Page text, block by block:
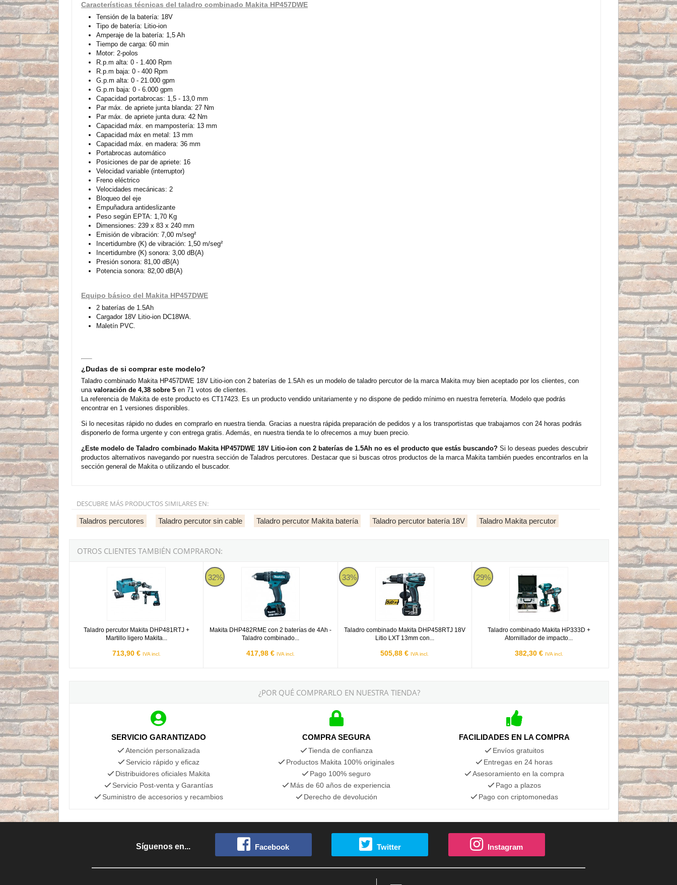
Características técnicas del taladro combinado Makita HP457DWE
Tensión de la batería: 18V
Tipo de batería: Litio-ion
Amperaje de la batería: 1,5 Ah
Tiempo de carga: 60 min
Motor: 2-polos
R.p.m alta: 0 - 1.400 Rpm
R.p.m baja: 0 - 400 Rpm
G.p.m alta: 0 - 21.000 gpm
G.p.m baja: 0 - 6.000 gpm
Capacidad portabrocas: 1,5 - 13,0 mm
Par máx. de apriete junta blanda: 27 Nm
Par máx. de apriete junta dura: 42 Nm
Capacidad máx. en mampostería: 13 mm
Capacidad máx en metal: 13 mm
Capacidad máx. en madera: 36 mm
Portabrocas automático
Posiciones de par de apriete: 16
Velocidad variable (interruptor)
Freno eléctrico
Velocidades mecánicas: 2
Bloqueo del eje
Empuñadura antideslizante
Peso según EPTA: 1,70 Kg
Dimensiones: 239 x 83 x 240 mm
Emisión de vibración: 7,00 m/seg²
Incertidumbre (K) de vibración: 1,50 m/seg²
Incertidumbre (K) sonora: 3,00 dB(A)
Presión sonora: 81,00 dB(A)
Potencia sonora: 82,00 dB(A)
Equipo básico del Makita HP457DWE
2 baterías de 1.5Ah
Cargador 18V Litio-ion DC18WA.
Maletín PVC.
¿Dudas de si comprar este modelo?
Taladro combinado Makita HP457DWE 18V Litio-ion con 2 baterías de 1.5Ah es un modelo de taladro percutor de la marca Makita muy bien aceptado por los clientes, con
una valoración de 4,38 sobre 5 en 71 votos de clientes.
La referencia de Makita de este producto es CT17423. Es un producto vendido unitariamente y no dispone de pedido mínimo en nuestra ferretería. Modelo que podrás
encontrar en 1 versiones disponibles.
Si lo necesitas rápido no dudes en comprarlo en nuestra tienda. Gracias a nuestra rápida preparación de pedidos y a los transportistas que trabajamos con 24 horas podrás
disponerlo de forma urgente y con entrega gratis. Además, en nuestra tienda te lo ofrecemos a muy buen precio.
¿Este modelo de Taladro combinado Makita HP457DWE 18V Litio-ion con 2 baterías de 1.5Ah no es el producto que estás buscando? Si lo deseas puedes descubrir
productos alternativos navegando por nuestra sección de Taladros percutores. Destacar que si buscas otros productos de la marca Makita también puedes encontrarlos en la
sección general de Makita o utilizando el buscador.
DESCUBRE MÁS PRODUCTOS SIMILARES EN:
Taladros percutores Taladro percutor sin cable Taladro percutor Makita batería Taladro percutor batería 18V Taladro Makita percutor
OTROS CLIENTES TAMBIÉN COMPRARON:
Taladro percutor Makita DHP481RTJ +
Martillo ligero Makita...
713,90 € IVA incl.
Taladro percutor Makita DHP481RTJ + Martillo ligero Makita DHR165Z
32%
Makita DHP482RME con 2 baterías de 4Ah -
Taladro combinado...
417,98 € IVA incl.
Makita DHP482RME con 2 baterías de 4Ah - Taladro combinado 18V Litio-ion LXT 13mm
33%
Taladro combinado Makita DHP458RTJ 18V
Litio LXT 13mm con...
505,88 € IVA incl.
Taladro combinado Makita DHP458RTJ 18V Litio LXT 13mm con dos baterías 5Ah
29%
Taladro combinado Makita HP333D +
Atornillador de impacto...
382,30 € IVA incl.
Taladro combinado Makita HP333D + Atornillador de impacto
¿POR QUÉ COMPRARLO EN NUESTRA TIENDA?
SERVICIO GARANTIZADO
Atención personalizada
Servicio rápido y eficaz
Distribuidores oficiales Makita
Servicio Post-venta y Garantías
Suministro de accesorios y recambios
COMPRA SEGURA
Tienda de confianza
Productos Makita 100% originales
Pago 100% seguro
Más de 60 años de experiencia
Derecho de devolución
FACILIDADES EN LA COMPRA
Envíos gratuitos
Entregas en 24 horas
Asesoramiento en la compra
Pago a plazos
Pago con criptomonedas
Síguenos en... Facebook Twitter Instagram